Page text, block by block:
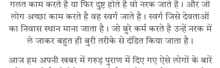
गलत काम करते है या फिर दुष्ट होते है वो नरक जाते है। और जो
लोग अच्छा काम करते है वह स्वर्ग जाते है। स्वर्ग जिसे देवताओं
का निवास स्थान माना जाता है। जो बुरे कर्म करते है उन्हें नरक में
ले जाकर बहुत ही बुरी तरीके से दंडित किया जाता है।
आज हम अपनी खबर में गरुड़ पुराण में दिए गए ऐसे लोगों के बारें